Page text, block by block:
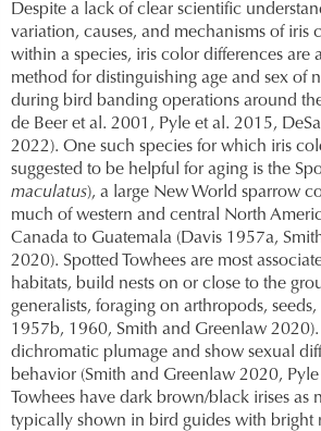
Despite a lack of clear scientific
variation, causes, and mechanisms of iris
within a species, iris color differences are
method for distinguishing age and sex of
during bird banding operations around
de Beer et al. 2001, Pyle et al. 2015,
2022). One such species for which iris
suggested to be helpful for aging is the
maculatus), a large New World sparrow
much of western and central North
Canada to Guatemala (Davis 1957a,
2020). Spotted Towhees are most
habitats, build nests on or close to the
generalists, foraging on arthropods,
1957b, 1960, Smith and Greenlaw
dichromatic plumage and show sexual
behavior (Smith and Greenlaw 2020,
Towhees have dark brown/black irises as
typically shown in bird guides with bright